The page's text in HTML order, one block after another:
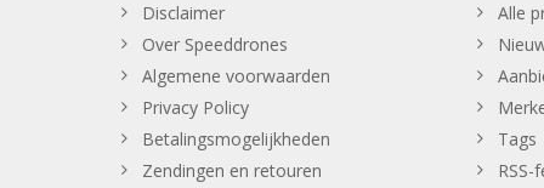
Disclaimer
Over Speeddrones
Algemene voorwaarden
Privacy Policy
Betalingsmogelijkheden
Zendingen en retouren
Alle
Tags
RSS-